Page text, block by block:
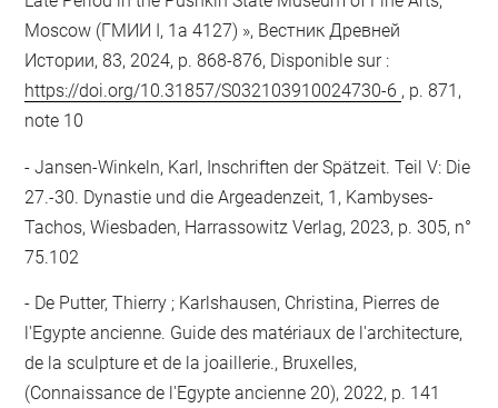
Moscow (ГМИИ I, 1a 4127) », Вестник Древней
Истории, 83, 2024, p. 868-876, Disponible sur :
https://doi.org/10.31857/S032103910024730-6 , p. 871,
note 10
Jansen-Winkeln, Karl, Inschriften der Spätzeit. Teil V: Die
27.-30. Dynastie und die Argeadenzeit, 1, Kambyses-
Tachos, Wiesbaden, Harrassowitz Verlag, 2023, p. 305, n°
75.102
De Putter, Thierry ; Karlshausen, Christina, Pierres de
l'Egypte ancienne. Guide des matériaux de l'architecture,
de la sculpture et de la joaillerie., Bruxelles,
(Connaissance de l'Egypte ancienne 20), 2022, p. 141